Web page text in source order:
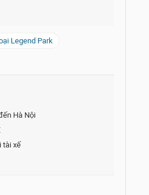
Legend Park
Hà Nội
tài xế